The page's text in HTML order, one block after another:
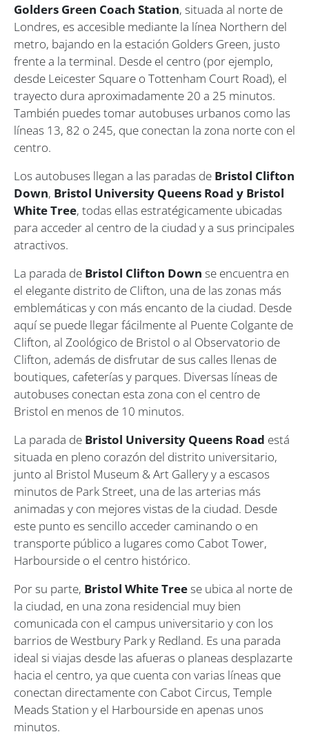
Golders Green Coach Station, situada al norte de
Londres, es accesible mediante la línea Northern del
metro, bajando en la estación Golders Green, justo
frente a la terminal. Desde el centro (por ejemplo,
desde Leicester Square o Tottenham Court Road), el
trayecto dura aproximadamente 20 a 25 minutos.
También puedes tomar autobuses urbanos como las
líneas 13, 82 o 245, que conectan la zona norte con el
centro.
Los autobuses llegan a las paradas de Bristol Clifton
Down, Bristol University Queens Road y Bristol
White Tree, todas ellas estratégicamente ubicadas
para acceder al centro de la ciudad y a sus principales
atractivos.
La parada de Bristol Clifton Down se encuentra en
el elegante distrito de Clifton, una de las zonas más
emblemáticas y con más encanto de la ciudad. Desde
aquí se puede llegar fácilmente al Puente Colgante de
Clifton, al Zoológico de Bristol o al Observatorio de
Clifton, además de disfrutar de sus calles llenas de
boutiques, cafeterías y parques. Diversas líneas de
autobuses conectan esta zona con el centro de
Bristol en menos de 10 minutos.
La parada de Bristol University Queens Road está
situada en pleno corazón del distrito universitario,
junto al Bristol Museum & Art Gallery y a escasos
minutos de Park Street, una de las arterias más
animadas y con mejores vistas de la ciudad. Desde
este punto es sencillo acceder caminando o en
transporte público a lugares como Cabot Tower,
Harbourside o el centro histórico.
Por su parte, Bristol White Treese ubica al norte de
la ciudad, en una zona residencial muy bien
comunicada con el campus universitario y con los
barrios de Westbury Park y Redland. Es una parada
ideal si viajas desde las afueras o planeas desplazarte
hacia el centro, ya que cuenta con varias líneas que
conectan directamente con Cabot Circus, Temple
Meads Station y el Harbourside en apenas unos
minutos.